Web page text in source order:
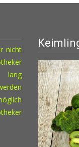
nicht
lang